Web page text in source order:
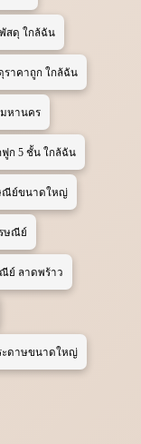
สดุ ใกล้ฉัน
ราคาถูก ใกล้ฉัน
มหานคร
ฟูก 5 ชั้น ใกล้ฉัน
ณีย์ขนาดใหญ่
ษณีย์
ย์ ลาดพร้าว
ะดาษขนาดใหญ่